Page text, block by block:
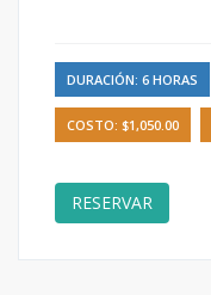
DURACIÓN: 6 HORAS
COSTO: $1,050.00
RESERVAR